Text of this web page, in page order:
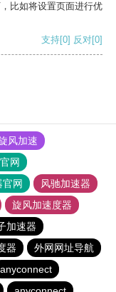
比如将设置页面进行优
支持[0] 反对[0]
风加速
网
官网
风驰加速器
旋风加速度器
加速器
器
外网网址导航
anyconnect